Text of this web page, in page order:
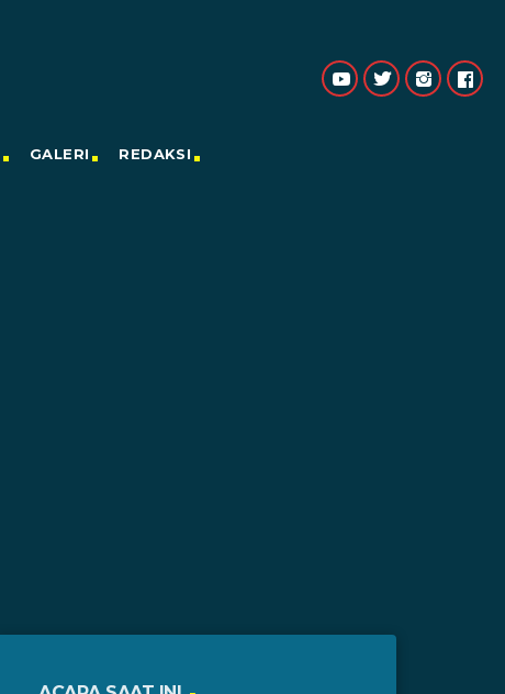
GALERI REDAKSI